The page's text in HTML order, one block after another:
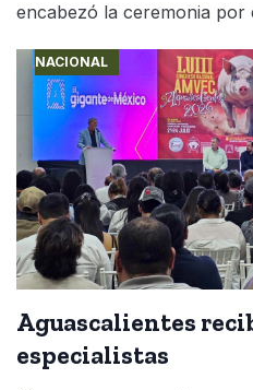
encabezó la ceremonia por
NACIONAL
Aguascalientes
especialistas